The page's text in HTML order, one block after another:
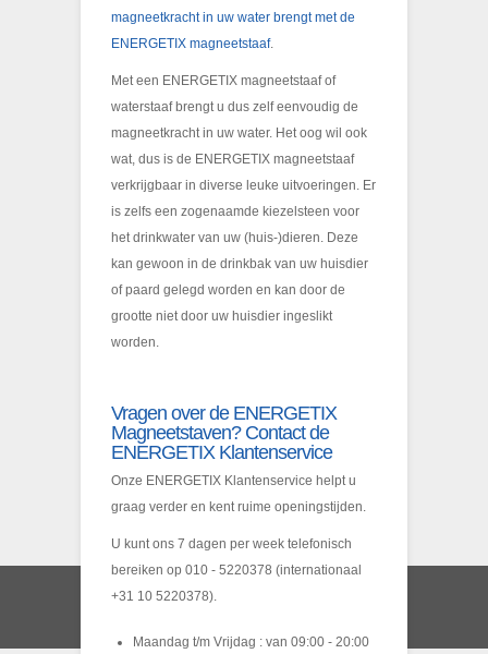
magneetkracht in uw water brengt met de
ENERGETIX magneetstaaf.
Met een ENERGETIX magneetstaaf of
waterstaaf brengt u dus zelf eenvoudig de
magneetkracht in uw water. Het oog wil ook
wat, dus is de ENERGETIX magneetstaaf
verkrijgbaar in diverse leuke uitvoeringen. Er
is zelfs een zogenaamde kiezelsteen voor
het drinkwater van uw (huis-)dieren. Deze
kan gewoon in de drinkbak van uw huisdier
of paard gelegd worden en kan door de
grootte niet door uw huisdier ingeslikt
worden.
Vragen over de ENERGETIX
Magneetstaven? Contact de
ENERGETIX Klantenservice
Onze ENERGETIX Klantenservice helpt u
graag verder en kent ruime openingstijden.
U kunt ons 7 dagen per week telefonisch
bereiken op 010 - 5220378 (internationaal
+31 10 5220378).
Maandag t/m Vrijdag : van 09:00 - 20:00